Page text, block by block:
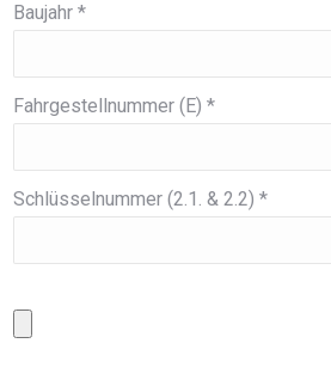
Baujahr *
Fahrgestellnummer (E) *
Schlüsselnummer (2.1. & 2.2) *